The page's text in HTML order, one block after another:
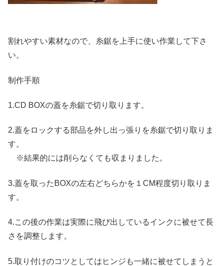
割れやすい素材なので、糸鋸を上手に使い作業して下さ
い。
制作手順
1.CD BOXの蓋を糸鋸で切り取ります。
2.蓋をロックする部品を外し出っ張りを糸鋸で切り取りま
す。
※結果的には削らなくても収まりました。
3.蓋を取ったBOXの左右どちらかを１CM程度切り取りま
す。
4.この後の作業は実際に飛び出しているインクに被せて長
さを調整します。
5.取り付けのコツとしてはヒンジも一緒に被せてしまうと